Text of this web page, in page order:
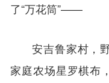
了“万花筒”——
安吉鲁家村，
家庭农场星罗棋布